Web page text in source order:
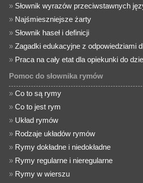
» Słownik wyrazów przeciwstawnych
» Najśmieszniejsze żarty
» Słownik haseł i definicji
»Zagadki edukacyjne z odpowiedziami
» Praca na cały etat dla opiekunki do
Pomoc do słownika rymów
»Co to są rymy
»Co to jest rym
» Układ rymów
» Rodzaje układów rymów
» Rymy dokładne i niedokładne
» Rymy regularne i nieregularne
» Rymy w wierszu